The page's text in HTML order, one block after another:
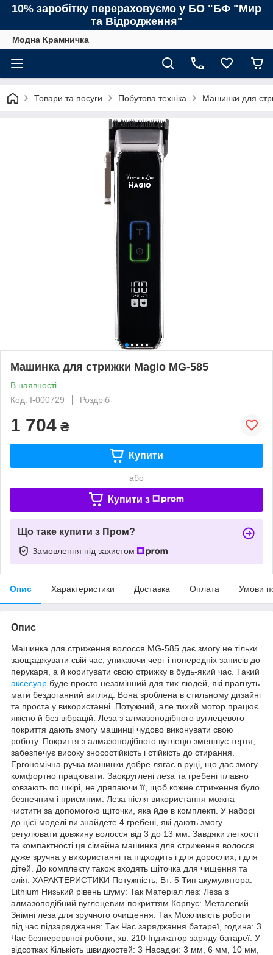
10% заробітку перераховуємо у БО "БФ "Мир
та Відродження"
Модна Крамничка
Товари та посуги Побутова техніка Машинки для
Машинка для стрижки Magio MG-585
В наявності
Код: I-000729
Роздріб
1 704 ₴
Купити
або
Купити з
Що таке купити з Пром?
Замовлення під захистом
Опис Характеристики Доставка Оплата Умови
Опис
Машинка для стриження волосся MG-585 дає змогу не тільки
заощаджувати свій час, уникаючи черг і попередніх записів до
перукаря, а й коригувати свою стрижку в будь-який час. Такий
аксесуар буде просто незамінний для тих людей, які прагнуть
мати бездоганний вигляд. Вона зроблена в стильному дизайні
та проста у використанні. Потужний, але тихий мотор працює
якісно й без вібрацій. Леза з алмазоподібного вуглецевого
покриття дають змогу машинці чудово виконувати свою
роботу. Покриття з алмазоподібного вуглецю зменшує тертя,
забезпечує високу зносостійкість і стійкість до стирання.
Ергономічна ручка машинки добре лягає в руці, що дає змогу
комфортно працювати. Заокруглені леза та гребені плавно
ковзають по шкірі, не дряпаючи її, щоб кожне стриження було
безпечним і приємним. Леза після використання можна
чистити за допомогою щіточки, яка йде в комплекті. У наборі
до цієї моделі ви знайдете 4 гребені, які дають змогу
регулювати довжину волосся від 3 до 13 мм. Завдяки легкості
та компактності ця сімейна машинка для стриження волосся
дуже зручна у використанні та підходить і для дорослих, і для
дітей. До комплекту також входять щіточка для чищення та
олія. ХАРАКТЕРИСТИКИ Потужність, Вт: 5 Тип акумулятора:
Lithium Низький рівень шуму: Так Матеріал лез: Леза з
алмазоподібний вуглецевим покриттям Корпус: Металевий
Знімні леза для зручного очищення: Так Можливість роботи
під час підзаряджання: Так Час заряджання батареї, година: 3
Час безперервної роботи, хв: 210 Індикатор заряду батареї: У
відсотках Кількість швидкостей: 3 Насадки: 3 мм, 6 мм, 10 мм,